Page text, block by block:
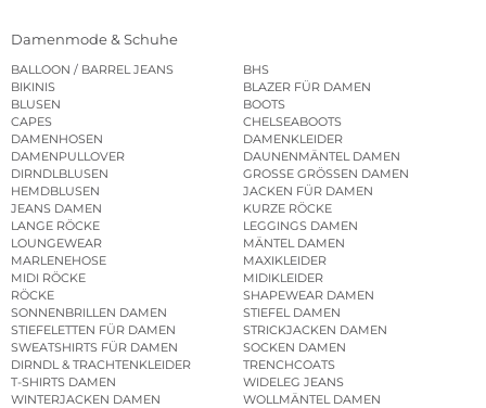
Damenmode & Schuhe
BALLOON / BARREL JEANS
BHS
BIKINIS
BLAZER FÜR DAMEN
BLUSEN
BOOTS
CAPES
CHELSEABOOTS
DAMENHOSEN
DAMENKLEIDER
DAMENPULLOVER
DAUNENMÄNTEL DAMEN
DIRNDLBLUSEN
GROSSE GRÖSSEN DAMEN
HEMDBLUSEN
JACKEN FÜR DAMEN
JEANS DAMEN
KURZE RÖCKE
LANGE RÖCKE
LEGGINGS DAMEN
LOUNGEWEAR
MÄNTEL DAMEN
MARLENEHOSE
MAXIKLEIDER
MIDI RÖCKE
MIDIKLEIDER
RÖCKE
SHAPEWEAR DAMEN
SONNENBRILLEN DAMEN
STIEFEL DAMEN
STIEFELETTEN FÜR DAMEN
STRICKJACKEN DAMEN
SWEATSHIRTS FÜR DAMEN
SOCKEN DAMEN
DIRNDL & TRACHTENKLEIDER
TRENCHCOATS
T-SHIRTS DAMEN
WIDELEG JEANS
WINTERJACKEN DAMEN
WOLLMÄNTEL DAMEN